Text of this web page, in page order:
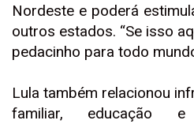
Nordeste e poderá
outros estados. “Se isso
pedacinho para todo
Lula também relacionou
familiar, educação e